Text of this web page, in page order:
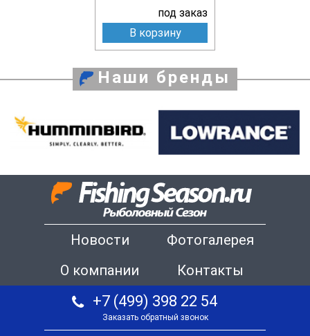
под заказ
В корзину
Наши бренды
Новости
Фотогалерея
О компании
Контакты
+7 (499) 398 22 54
Заказать обратный звонок